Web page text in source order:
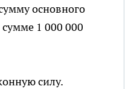
основного
1 000 000
силу.